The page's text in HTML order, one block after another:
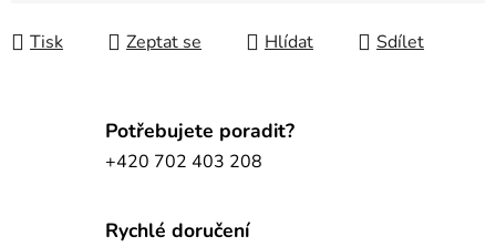
Tisk Zeptat se Hlídat Sdílet
Potřebujete poradit?
+420 702 403 208
Rychlé doručení